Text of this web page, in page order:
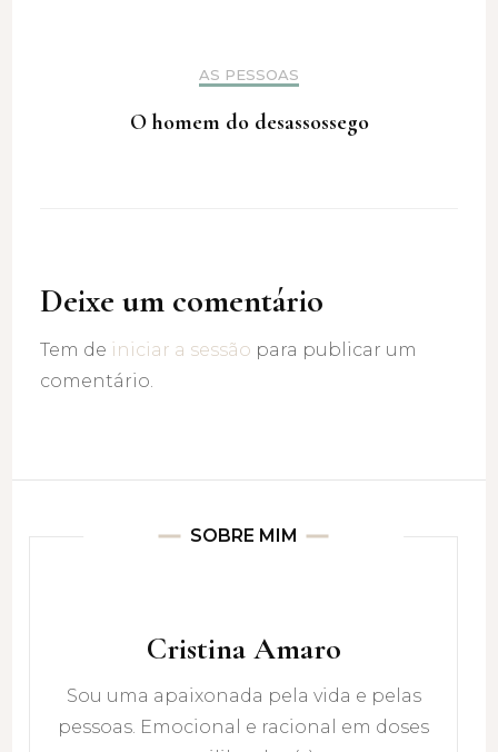
AS PESSOAS
O homem do desassossego
Deixe um comentário
Tem de iniciar a sessão para publicar um
comentário.
SOBRE MIM
Cristina Amaro
Sou uma apaixonada pela vida e pelas
pessoas. Emocional e racional em doses